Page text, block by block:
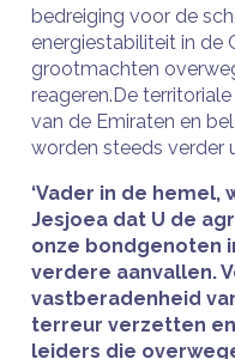
bedreiging voor de
energiestabiliteit in de
grootmachten
reageren.De
van de Emiraten en
worden steeds verder
‘Vader in de hemel,
Jesjoea dat U de
onze bondgenoten
verdere aanvallen.
vastberadenheid
terreur verzetten
leiders die